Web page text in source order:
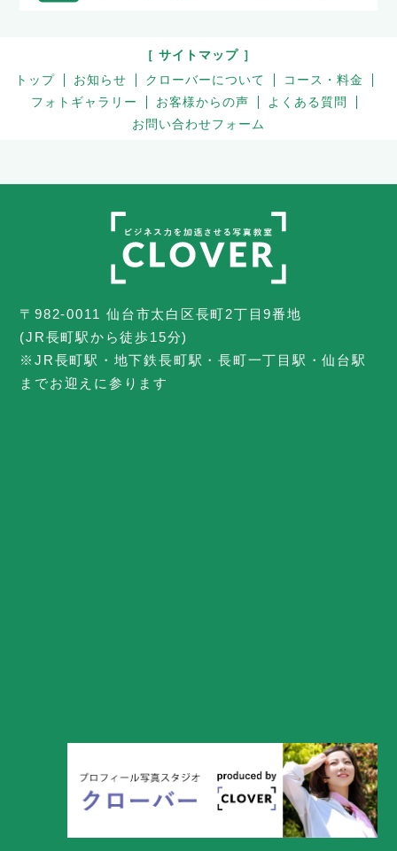
［ サイトマップ ］
トップ
お知らせ クローバーについて
コース・料金
フォトギャラリー
お客様からの声
よくある質問
お問い合わせフォーム
〒982-0011 仙台市太白区長町2丁目9番地
(JR長町駅から徒歩15分)
※JR長町駅・地下鉄長町駅・長町一丁目駅・仙台駅
までお迎えに参ります